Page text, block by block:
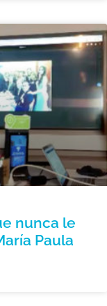
nunca le
Paula